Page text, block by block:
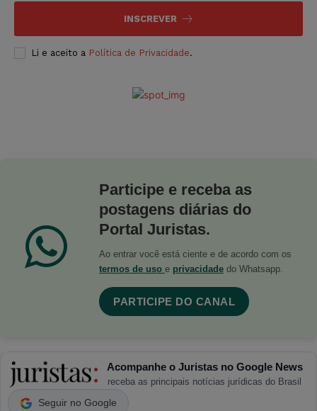
INSCREVER
Li e aceito a Política de Privacidade.
Participe e receba as
postagens diárias do
Portal Juristas.
Ao entrar você está ciente e de acordo com os
termos de uso e privacidade do Whatsapp.
PARTICIPE DO CANAL
Acompanhe o Juristas no Google News
receba as principais notícias jurídicas do Brasil
Seguir no Google